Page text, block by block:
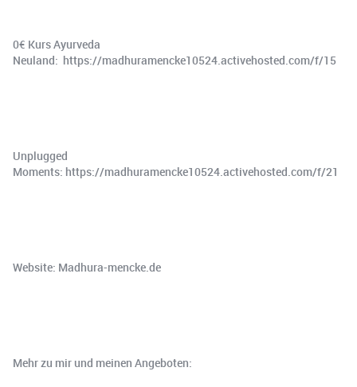
0€ Kurs Ayurveda
Neuland: https://madhuramencke10524.activehosted.com/f/15
Unplugged
Moments: https://madhuramencke10524.activehosted.com/f/21
Website: Madhura-mencke.de
Mehr zu mir und meinen Angeboten: